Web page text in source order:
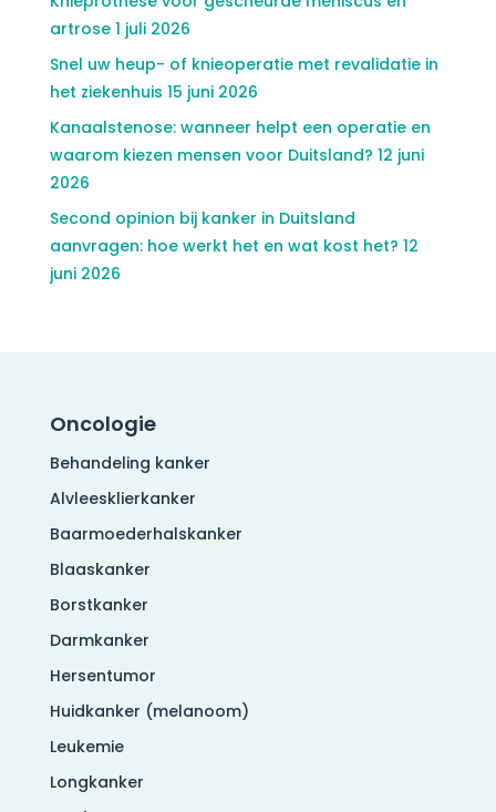
artrose 1 juli 2026
Snel uw heup- of knieoperatie met revalidatie in
het ziekenhuis 15 juni 2026
Kanaalstenose: wanneer helpt een operatie en
waarom kiezen mensen voor Duitsland? 12 juni
2026
Second opinion bij kanker in Duitsland
aanvragen: hoe werkt het en wat kost het? 12
juni 2026
Oncologie
Behandeling kanker
Alvleesklierkanker
Baarmoederhalskanker
Blaaskanker
Borstkanker
Darmkanker
Hersentumor
Huidkanker (melanoom)
Leukemie
Longkanker